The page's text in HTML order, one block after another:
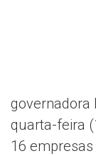
governadora
quarta-feira
16